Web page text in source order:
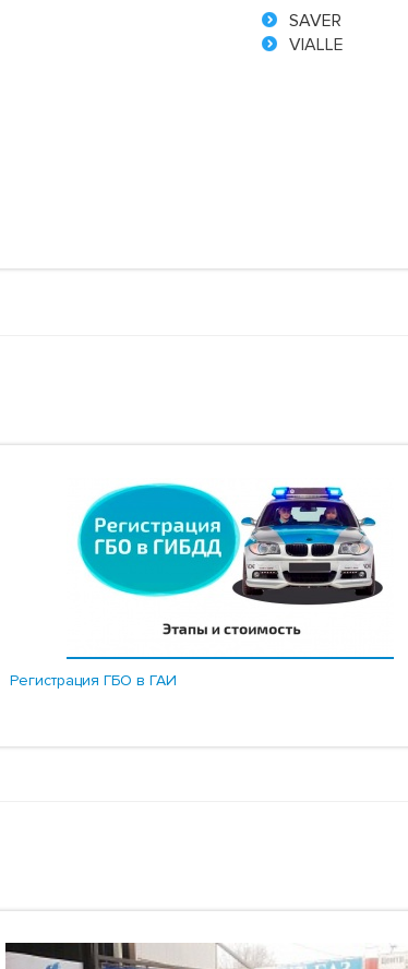
SAVER
VIALLE
Регистрация ГБО в ГАИ